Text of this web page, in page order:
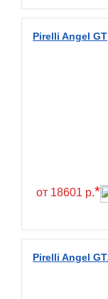
Wanmao
Wincross
Pirelli Angel GT
от 18601 р.*
Pirelli Angel